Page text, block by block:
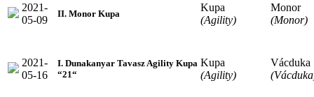
2021-
05-09
II. Monor Kupa
Kupa
(Agility)
Monor
(Monor)
2021-
05-16
I. Dunakanyar Tavasz Agility Kupa
“21“
Kupa
(Agility)
Vácduka